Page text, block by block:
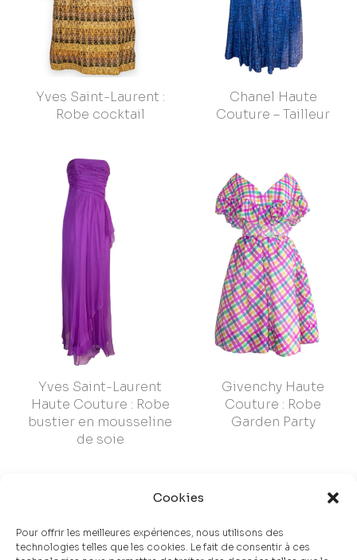
Cookies
Pour offrir les meilleures expériences, nous utilisons des
technologies telles que les cookies. Le fait de consentir à ces
Yves Saint-Laurent :
Robe cocktail
Chanel Haute
Couture – Tailleur
Yves Saint-Laurent
Haute Couture : Robe
bustier en mousseline
de soie
Givenchy Haute
Couture : Robe
Garden Party